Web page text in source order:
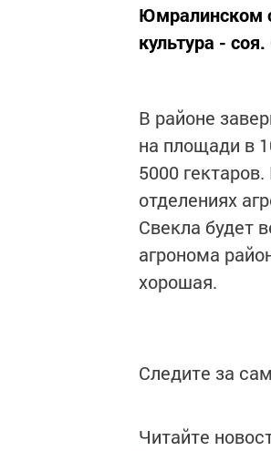
Юмралинском
культура -
В районе
на площади в
5000
отделениях
Свекла будет
агронома
хорошая.
Следите за
Читайте